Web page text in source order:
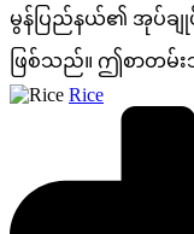
မွန်ပြည်နယ်၏ အုပ်ခ
ဖြစ်သည်။ ဤစာတမ်
Posted Rice